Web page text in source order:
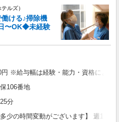
ルズ）
ける♪掃除機
〜OK◆未経験
※給与幅は経験・能力・資格による
106番地
分
少の時間変動がございます】 週1日